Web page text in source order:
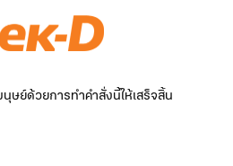
ษย์ด้วยการทำคำสั่งนี้ให้เสร็จสิ้น